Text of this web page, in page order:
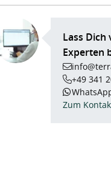
Lass Dich
Experten
+49 341
Zum